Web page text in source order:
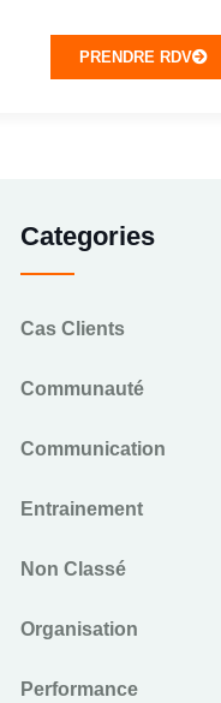
PRENDRE RDV
Categories
Cas Clients
Communauté
Communication
Entrainement
Non Classé
Organisation
Performance